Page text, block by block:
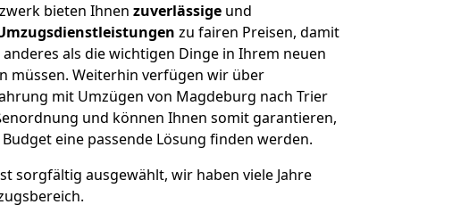
bieten Ihnen zuverlässige und
zu fairen Preisen, damit
als die wichtigen Dinge in Ihrem neuen
müssen. Weiterhin verfügen wir über
mit Umzügen von Magdeburg nach Trier
und können Ihnen somit garantieren,
eine passende Lösung finden werden.
sorgfältig ausgewählt, wir haben viele Jahre